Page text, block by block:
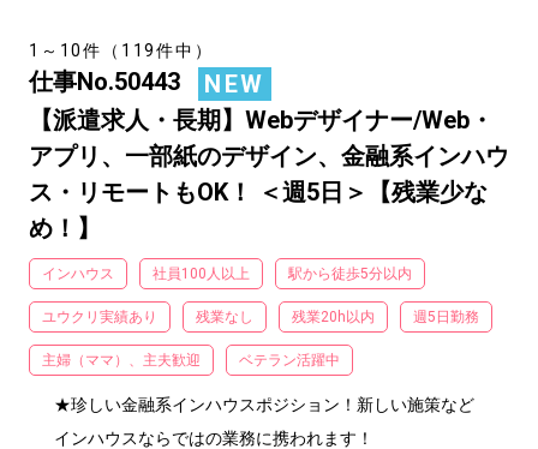
1～10件（119件中）
仕事No.50443
NEW
【派遣求人・長期】Webデザイナー/Web・
アプリ、一部紙のデザイン、金融系インハウ
ス・リモートもOK！ ＜週5日＞【残業少な
め！】
インハウス 社員100人以上 駅から徒歩5分以内
ユウクリ実績あり 残業なし 残業20h以内 週5日勤務
主婦（ママ）、主夫歓迎 ベテラン活躍中
★珍しい金融系インハウスポジション！新しい施策など
インハウスならではの業務に携われます！